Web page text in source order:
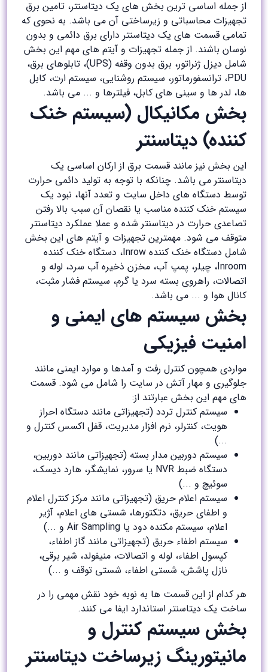
از جمله اساسی ترین بخش های یک دیتاسنتر، تامین برق
تجهیزات محاسباتی و زیرساختی آن می باشد. به نحوی که
تمامی قسمت های یک دیتاسنتر دارای برق دائمی و بدون
نوسان باشند. از جمله تجهیزات و آیتم های مهم این بخش
شامل دیزل ژنراتور، برق بدون وقفه (UPS)، تابلوهای برق،
PDU، ترانسفورماتور، سیستم روشنایی، سیستم ارت، کابل
ها، لدر ها و سینی های کابل، فیلترها و ... می باشد.
بخش مکانیکال (سیستم خنک
کننده) دیتاسنتر
این بخش نیز مانند قسمت برق از ارکان اساسی یک
دیتاسنتر می باشد. چنانکه با توجه به تولید دائمی حرارت
توسط دستگاه های داخل سایت و تعدد آنها، نبود یک
سیستم خنک کننده مناسب یا نقصان آن سبب بالا رفتن
تصاعدی حرارت در دیتاسنتر شده و عملا عملکرد دیتاسنتر
متوقف می شود. مهمترین تجهیزات و آیتم های این بخش
شامل دستگاه خنک کننده Inrow، دستگاه خنک کننده
Inroom، چیلر، پمپ آب، مخزن ذخیره آب سرد، لوله و
اتصالات، راهروی بسته سرد یا گرم، سیستم فشار مثبت،
کانال هوا و ... می باشد.
بخش سیستم های ایمنی و
امنیت فیزیکی
مواردی همچون کنترل رفت و آمدها و موارد ایمنی مانند
جلوگیری و مهار آتش در سایت را شامل می شود. قسمت
های مهم این بخش عبارتند از:
سیستم کنترل تردد (تجهیزاتی مانند دستگاه احراز
هویت، کنترلر، نرم افزار مدیریت، قفل اکسس کنترل و
...)
سیستم دوربین مدار بسته (تجهیزاتی مانند دوربین،
دستگاه ضبط NVR یا سرور، نمایشگر، هارد دیسک،
سوئیچ و ...)
سیستم اعلام حریق (تجهیزاتی مانند مرکز کنترل اعلام
و اطفای حریق، دتکتورها، شستی های اعلام، آژیر
اعلام، سیستم مکنده دود یا Air Sampling و ...)
سیستم اطفاء حریق (تجهیزاتی مانند گاز اطفاء،
کپسول اطفاء، لوله و اتصالات، منیفولد، شیر برقی،
نازل پاشش، شستی اطفاء، شستی توقف و ...)
هر کدام از این قسمت ها به نوبه خود نقش مهمی را در
ساخت یک دیتاسنتر استاندارد ایفا می کنند.
بخش سیستم کنترل و
مانیتورینگ زیرساخت دیتاسنتر